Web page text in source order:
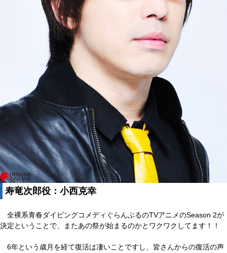
寿竜次郎役：小西克幸
全裸系青春ダイビングコメディぐらんぶるのTVアニメのSeason 2が
決定ということで、またあの祭が始まるのかとワクワクしてます！！
6年という歳月を経て復活は凄いことですし、皆さんからの復活の声